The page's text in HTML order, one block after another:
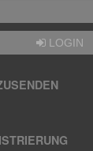
LOGIN